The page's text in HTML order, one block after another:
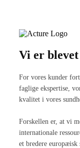
Vi er
For vores kunder
faglige ekspertise,
kvalitet i vores
Forskellen er, at vi
internationale
et bredere